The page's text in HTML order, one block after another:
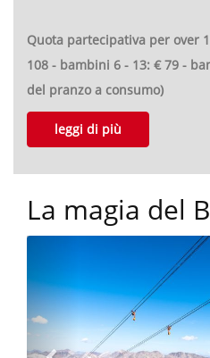
Quota partecipativa per over
108 - bambini 6 - 13: € 79 -
del pranzo a consumo)
leggi di più
La magia del